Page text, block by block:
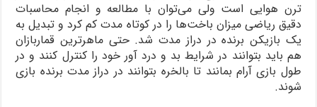
ترن هوایی است ولی می‌توان با مطالعه و انجام محاسبات
دقیق ریاضی میزان باخت‌ها را در کوتاه مدت کم کرد و تبدیل به
یک بازیکن برنده در دراز مدت شد. حتی ماهرترین قماربازان
هم باید بتوانند در شرایط بد و درد آور خود را کنترل کنند و در
طول بازی آرام بمانند تا بالخره بتوانند در دراز مدت برنده بازی
شوند.